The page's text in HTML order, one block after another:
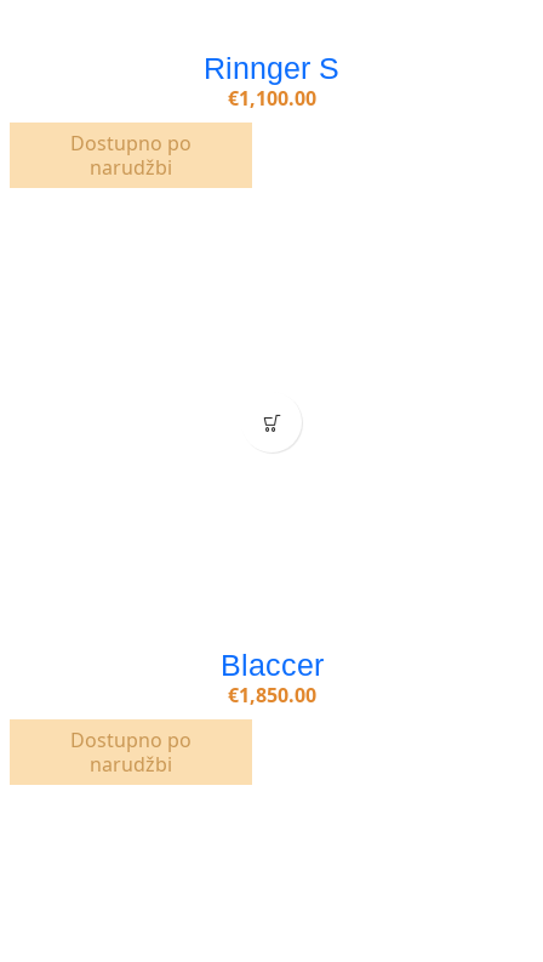
Rinnger S
€1,100.00
Blaccer
€1,850.00
Dostupno po
narudžbi
Dostupno po
narudžbi